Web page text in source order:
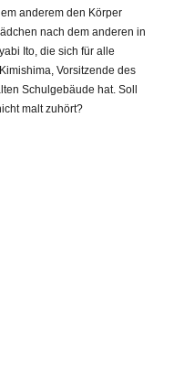
anderem den Körper
nach dem anderen in
Ito, die sich für alle
Vorsitzende des
Schulgebäude hat. Soll
malt zuhört?